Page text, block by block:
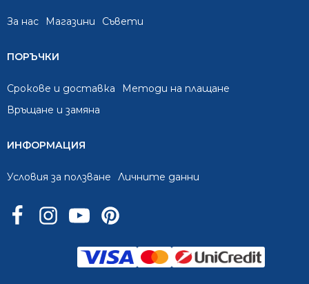
За нас Mагазини Съвети
ПОРЪЧКИ
Срокове и доставка
Методи на плащане
Връщане и замяна
ИНФОРМАЦИЯ
Условия за ползване Личните данни